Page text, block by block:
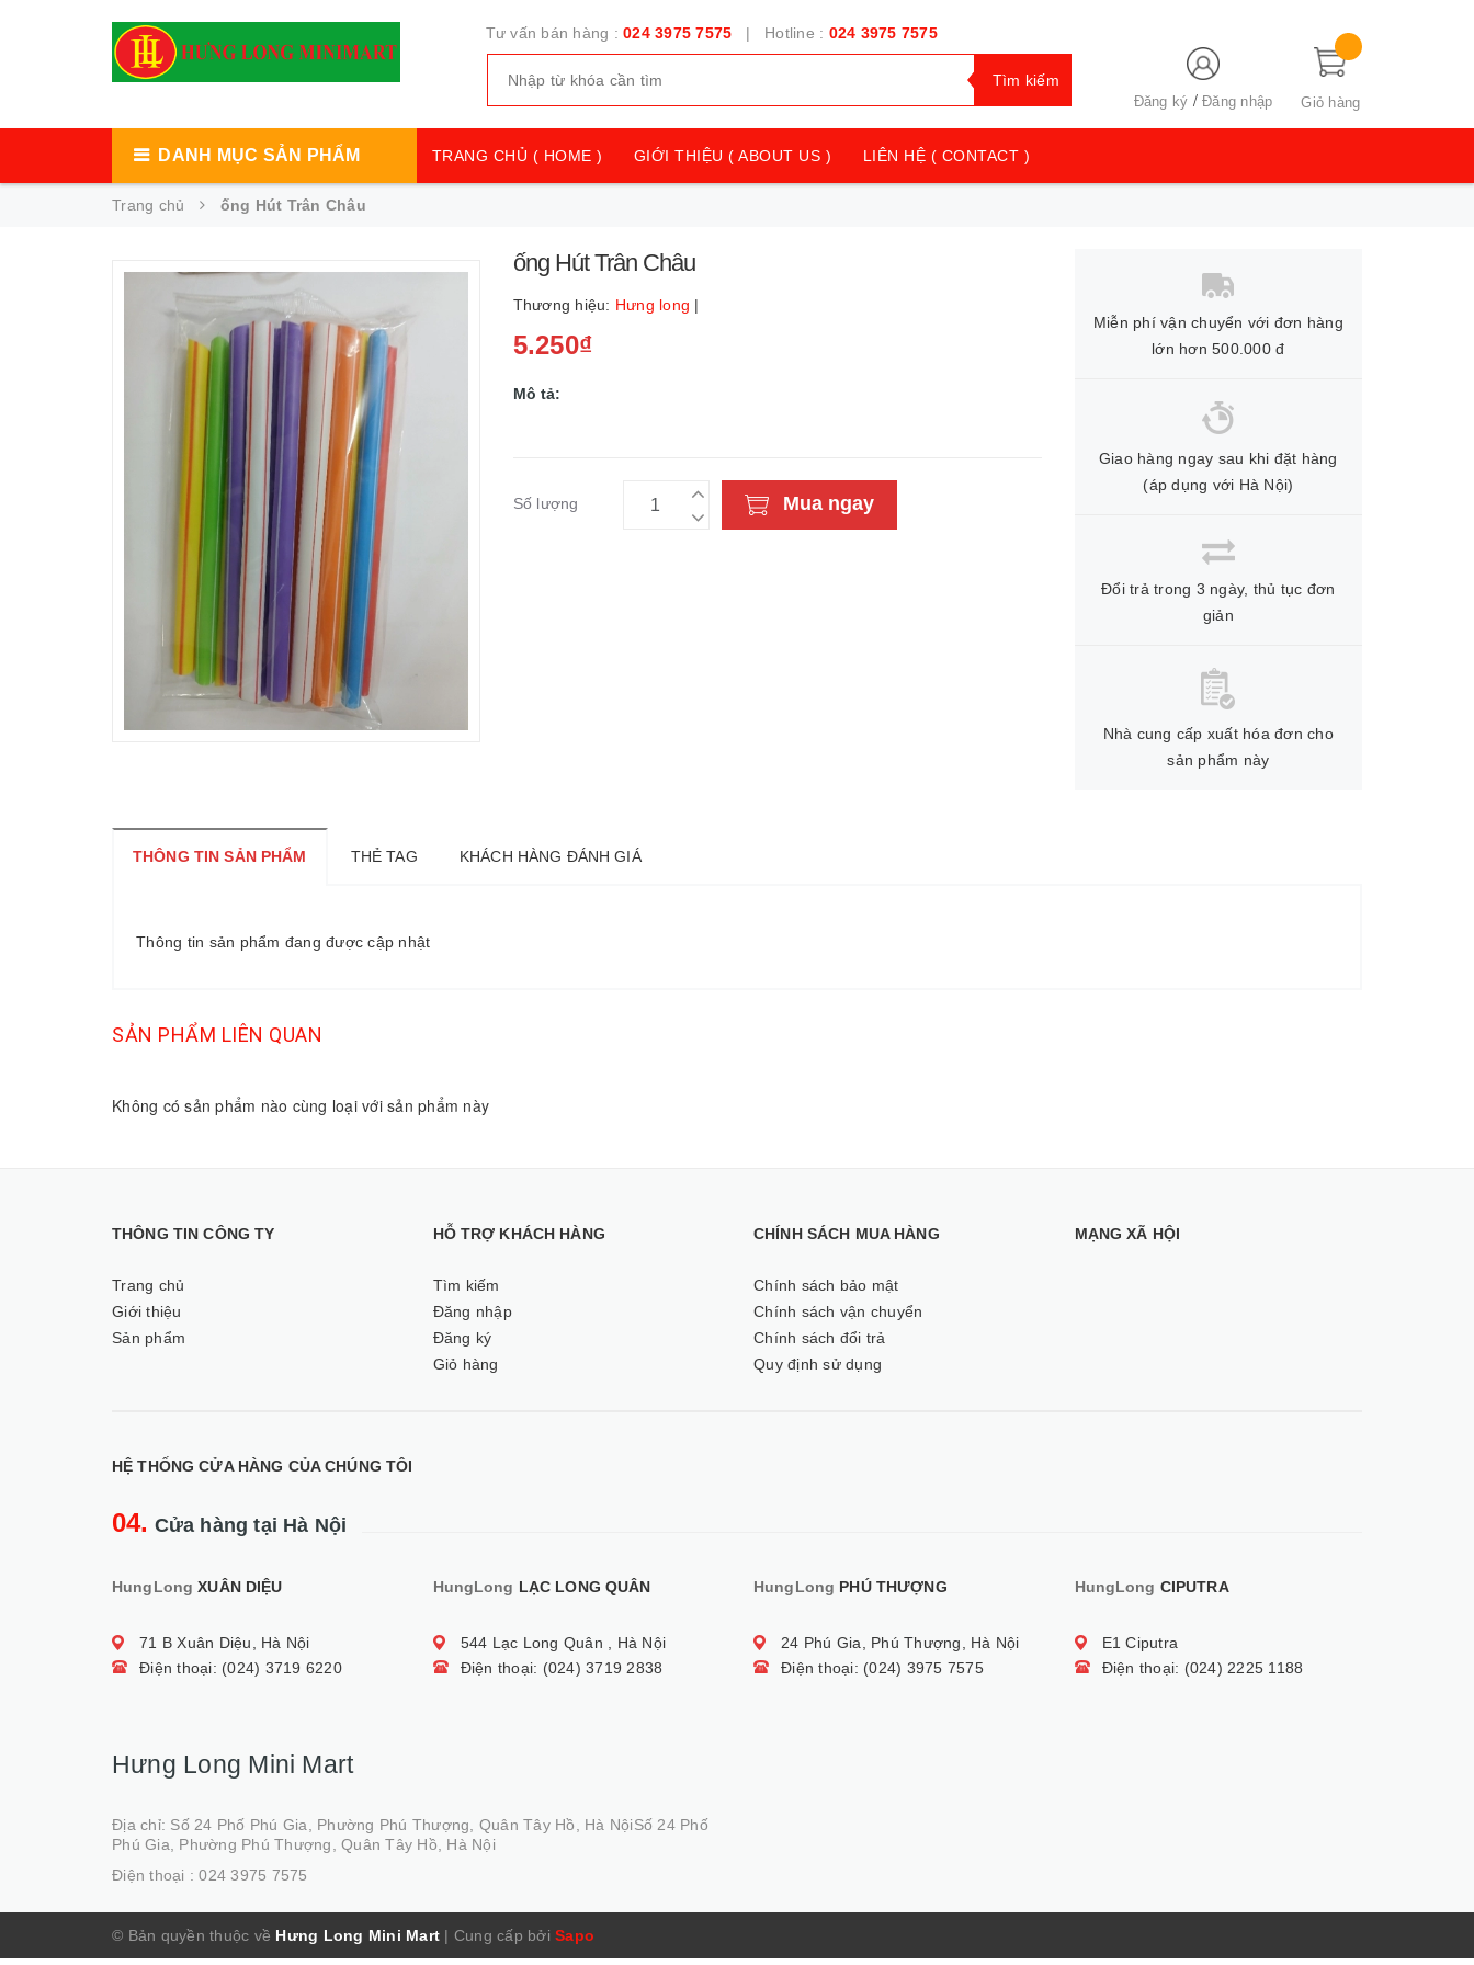
Tư vấn bán hàng : 024 3975 7575 | Hotline : 024 3975 7575
Tìm kiếm
Đăng ký /Đăng nhập Giỏ hàng
DANH MỤC SẢN PHẨM TRANG CHỦ ( HOME ) GIỚI THIỆU ( ABOUT US ) LIÊN HỆ ( CONTACT )
Trang chủ ống Hút Trân Châu
ống Hút Trân Châu
Thương hiệu: Hưng long |
5.250₫
Mô tả:
Số lượng Mua ngay
Miễn phí vận chuyển với đơn hàng
lớn hơn 500.000 đ
Giao hàng ngay sau khi đặt hàng
(áp dụng với Hà Nội)
Đổi trả trong 3 ngày, thủ tục đơn
giản
Nhà cung cấp xuất hóa đơn cho
sản phẩm này
THÔNG TIN SẢN PHẨM THẺ TAG KHÁCH HÀNG ĐÁNH GIÁ
Thông tin sản phẩm đang được cập nhật
SẢN PHẨM LIÊN QUAN
Không có sản phẩm nào cùng loại với sản phẩm này
THÔNG TIN CÔNG TY
Trang chủ
Giới thiệu
Sản phẩm
HỖ TRỢ KHÁCH HÀNG
Tìm kiếm
Đăng nhập
Đăng ký
Giỏ hàng
CHÍNH SÁCH MUA HÀNG
Chính sách bảo mật
Chính sách vận chuyển
Chính sách đổi trả
Quy định sử dụng
MẠNG XÃ HỘI
HỆ THỐNG CỬA HÀNG CỦA CHÚNG TÔI
04. Cửa hàng tại Hà Nội
HungLong XUÂN DIỆU
71 B Xuân Diệu, Hà Nội
Điện thoại: (024) 3719 6220
HungLong LẠC LONG QUÂN
544 Lạc Long Quân , Hà Nội
Điện thoại: (024) 3719 2838
HungLong PHÚ THƯỢNG
24 Phú Gia, Phú Thượng, Hà Nội
Điện thoại: (024) 3975 7575
HungLong CIPUTRA
E1 Ciputra
Điện thoại: (024) 2225 1188
Hưng Long Mini Mart
Địa chỉ: Số 24 Phố Phú Gia, Phường Phú Thượng, Quân Tây Hồ, Hà NộiSố 24 Phố
Phú Gia, Phường Phú Thượng, Quân Tây Hồ, Hà Nội
Điện thoại :024 3975 7575
© Bản quyền thuộc về Hưng Long Mini Mart | Cung cấp bởi Sapo